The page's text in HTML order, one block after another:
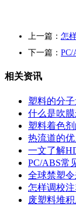
上一篇： 怎
下一篇： PC/
相关资讯
塑料的分
什么是吹膜
塑料着色
热流道的
一文了解
PC/ABS常
全球禁塑
怎样调校
废塑料堆